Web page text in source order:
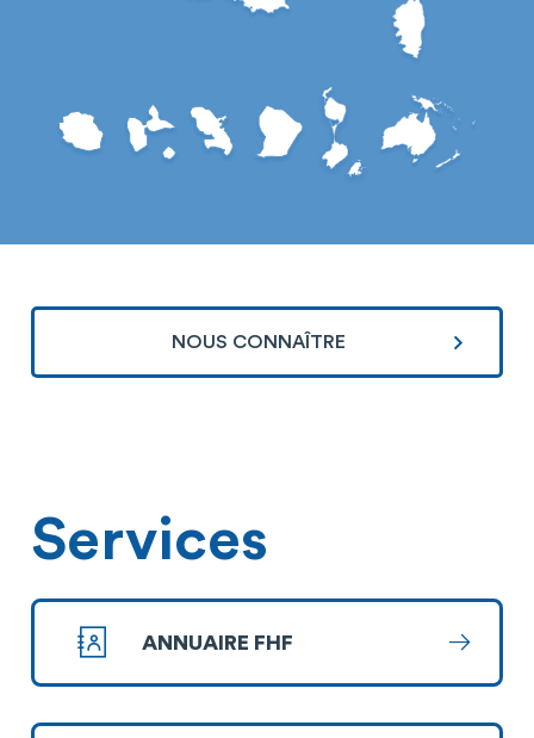
NOUS CONNAÎTRE
Services
ANNUAIRE FHF